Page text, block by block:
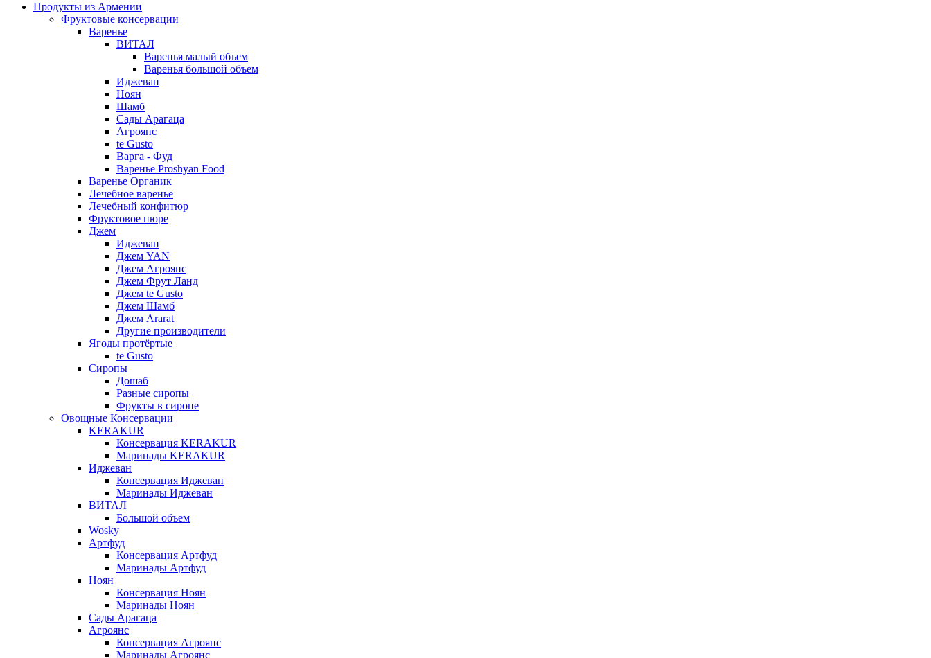
Продукты из Армении
Фруктовые консервации
Варенье
ВИТАЛ
Варенья малый объем
Варенья большой объем
Иджеван
Ноян
Шамб
Сады Арагаца
Агроянс
te Gusto
Варга - Фуд
Варенье Proshyan Food
Варенье Органик
Лечебное варенье
Лечебный конфитюр
Фруктовое пюре
Джем
Иджеван
Джем YAN
Джем Агроянс
Джем Фрут Ланд
Джем te Gusto
Джем Шамб
Джем Ararat
Другие производители
Ягоды протёртые
te Gusto
Сиропы
Дошаб
Разные сиропы
Фрукты в сиропе
Овощные Консервации
KERAKUR
Консервация KERAKUR
Маринады KERAKUR
Иджеван
Консервация Иджеван
Маринады Иджеван
ВИТАЛ
Большой объем
Wosky
Артфуд
Консервация Артфуд
Маринады Артфуд
Ноян
Консервация Ноян
Маринады Ноян
Сады Арагаца
Агроянс
Консервация Агроянс
Маринады Агроянс